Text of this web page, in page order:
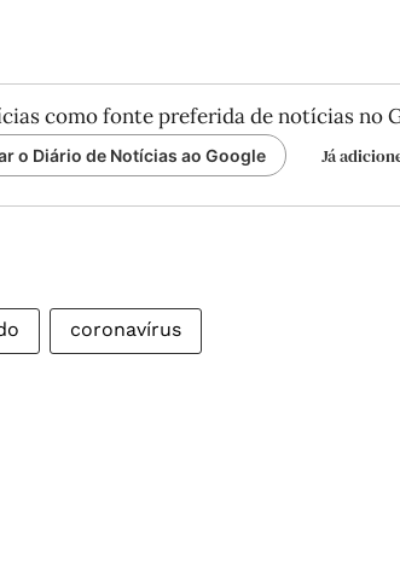
como fonte preferida de notícias no
o Diário de Notícias ao Google Já
coronavírus